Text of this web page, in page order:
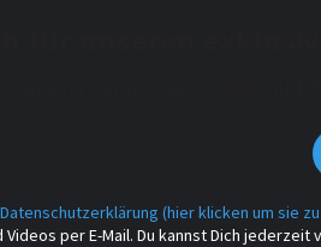
Datenschutzerklärung (hier klicken um sie
per E-Mail. Du kannst Dich jederzeit